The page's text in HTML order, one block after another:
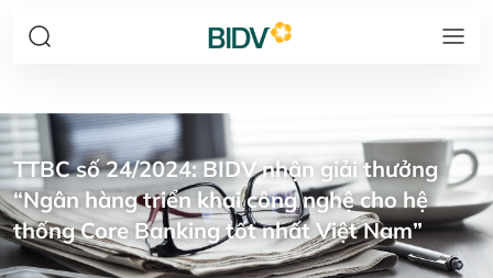
TTBC số 24/2024: BIDV nhận giải thưởng
“Ngân hàng triển khai công nghệ cho hệ
thống Core Banking tốt nhất Việt Nam”